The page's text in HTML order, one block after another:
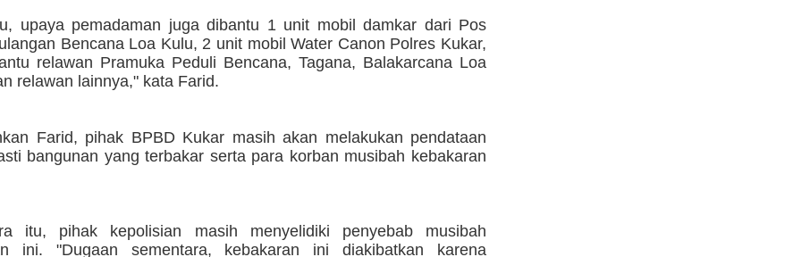
upaya pemadaman juga dibantu 1 unit mobil damkar dari Pos
Bencana Loa Kulu, 2 unit mobil Water Canon Polres Kukar,
relawan Pramuka Peduli Bencana, Tagana, Balakarcana Loa
relawan lainnya," kata Farid.
Farid, pihak BPBD Kukar masih akan melakukan pendataan
bangunan yang terbakar serta para korban musibah kebakaran
itu, pihak kepolisian masih menyelidiki penyebab musibah
ini. "Dugaan sementara, kebakaran ini diakibatkan karena